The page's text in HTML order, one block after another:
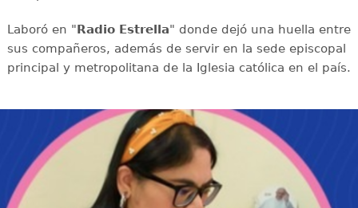
Laboró en " Radio Estrella" donde dejó una huella entre
sus compañeros, además de servir en la sede episcopal
principal y metropolitana de la Iglesia católica en el país.